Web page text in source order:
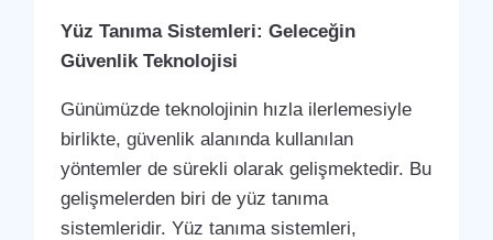
Yüz Tanıma Sistemleri: Geleceğin
Güvenlik Teknolojisi
Günümüzde teknolojinin hızla ilerlemesiyle
birlikte, güvenlik alanında kullanılan
yöntemler de sürekli olarak gelişmektedir. Bu
gelişmelerden biri de yüz tanıma
sistemleridir. Yüz tanıma sistemleri,